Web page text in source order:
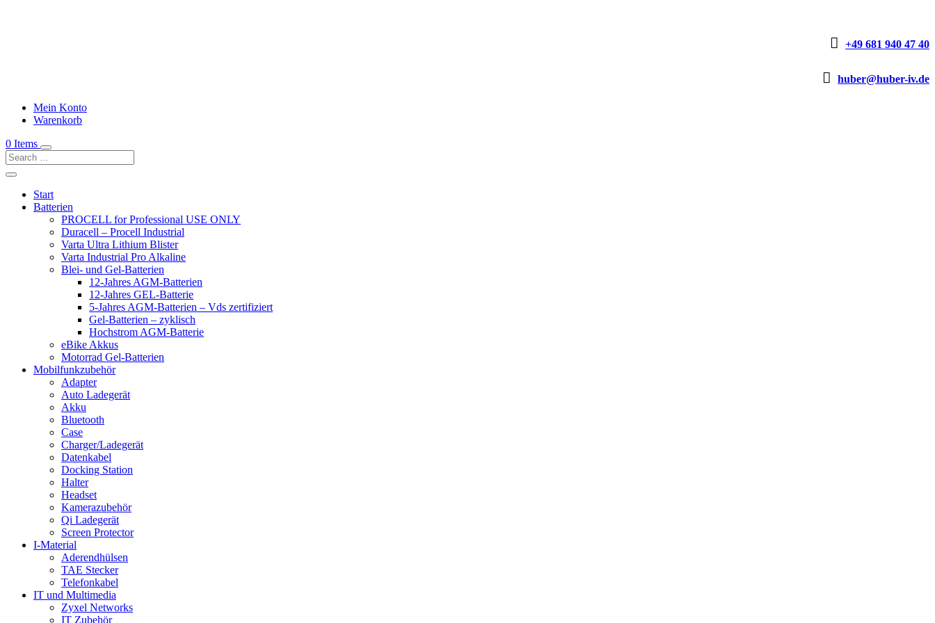
 +49 681 940 47 40
 huber@huber-iv.de
Mein Konto
Warenkorb
0 Items
Start
Batterien
PROCELL for Professional USE ONLY
Duracell – Procell Industrial
Varta Ultra Lithium Blister
Varta Industrial Pro Alkaline
Blei- und Gel-Batterien
12-Jahres AGM-Batterien
12-Jahres GEL-Batterie
5-Jahres AGM-Batterien – Vds zertifiziert
Gel-Batterien – zyklisch
Hochstrom AGM-Batterie
eBike Akkus
Motorrad Gel-Batterien
Mobilfunkzubehör
Adapter
Auto Ladegerät
Akku
Bluetooth
Case
Charger/Ladegerät
Datenkabel
Docking Station
Halter
Headset
Kamerazubehör
Qi Ladegerät
Screen Protector
I-Material
Aderendhülsen
TAE Stecker
Telefonkabel
IT und Multimedia
Zyxel Networks
IT Zubehör